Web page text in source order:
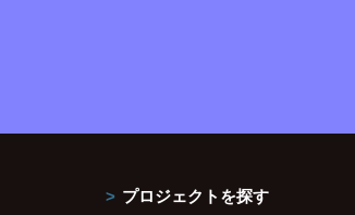
プロジェクトを探す